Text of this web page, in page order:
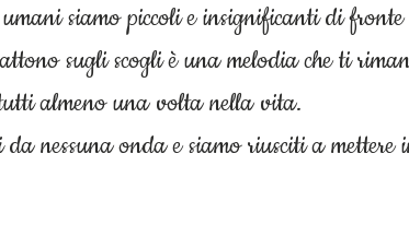
siamo piccoli e insignificanti di fronte
sugli scogli è una melodia che ti
almeno una volta nella vita.
nessuna onda e siamo riusciti a mettere